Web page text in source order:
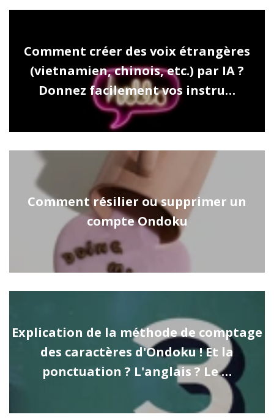
Comment créer des voix étrangères
(vietnamien, chinois, etc.) par IA ?
Donnez facilement vos instru…
Comment résilier ou supprimer un
compte Ondoku
Explication de la méthode de comptage
des caractères d'Ondoku ! Et la
ponctuation ? L'anglais ? Le …